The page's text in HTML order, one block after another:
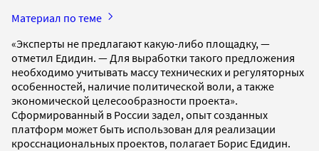
Материал по теме
«Эксперты не предлагают какую-либо площадку, —
отметил Едидин. — Для выработки такого предложения
необходимо учитывать массу технических и регуляторных
особенностей, наличие политической воли, а также
экономической целесообразности проекта».
Сформированный в России задел, опыт созданных
платформ может быть использован для реализации
кросснациональных проектов, полагает Борис Едидин.